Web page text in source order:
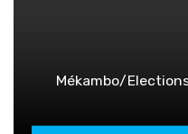
Mékambo/